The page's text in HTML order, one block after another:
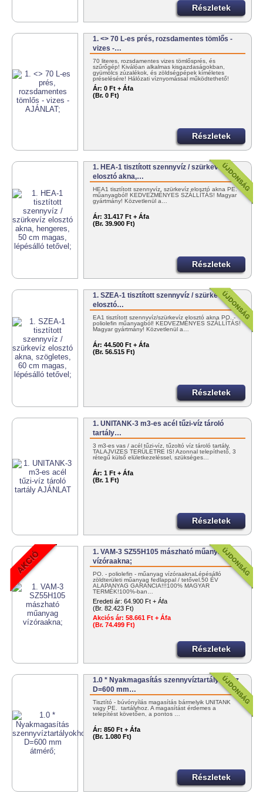
Részletek
1. <> 70 L-es prés, rozsdamentes tömlős -
vizes -…
70 literes, rozsdamentes vizes tömlősprés, és
szűrőgép! Kiválóan alkalmas kisgazdaságokban,
gyümölcs zúzalékok, és zöldségpépek kíméletes
préselésére! Hálózati víznyomással működtethető!
+36303834000
Ár: 0 Ft + Áfa
(Br. 0 Ft)
Részletek
1. HEA-1 tisztított szennyvíz / szürkevíz
elosztó akna,…
HEA1 tisztított szennyvíz, szürkevíz elosztó akna PE.
műanyagból! KEDVEZMÉNYES SZÁLLÍTÁS! Magyar
gyártmány! Közvetlenül a…
Ár: 31.417 Ft + Áfa
(Br. 39.900 Ft)
Részletek
1. SZEA-1 tisztított szennyvíz / szürkevíz
elosztó…
EA1 tisztított szennyvíz/szürkevíz elosztó akna PO. -
poliolefin műanyagból! KEDVEZMÉNYES SZÁLLÍTÁS!
Magyar gyártmány! Közvetlenül a…
Ár: 44.500 Ft + Áfa
(Br. 56.515 Ft)
Részletek
1. UNITANK-3 m3-es acél tűzi-víz tároló
tartály…
3 m3-es vas / acél tűzi-víz, tűzoltó víz tároló tartály,
TALAJVIZES TERÜLETRE IS! Azonnal telepíthető, 3
rétegű külső elületkezeléssel, szükséges…
Ár: 1 Ft + Áfa
(Br. 1 Ft)
Részletek
1. VAM-3 SZ55H105 mászható műanyag
vízóraakna;
PO. - poliolefin - műanyag vízóraaknaLépésálló
zöldterületi műanyag fedlappal / tetővel.50 ÉV
ALAPANYAG GARANCIA!!!100% MAGYAR
TERMÉK!100%-ban…
Eredeti ár: 64.900 Ft + Áfa
(Br. 82.423 Ft)
Akciós ár: 58.661 Ft + Áfa
(Br. 74.499 Ft)
Részletek
1.0 * Nyakmagasítás szennyvíztartályokhoz
D=600 mm…
Tisztító - búvónyílás magasítás bármelyik UNITANK
vagy PE. tartályhoz. A magasítást érdemes a
telepítést követően, a pontos …
Ár: 850 Ft + Áfa
(Br. 1.080 Ft)
Részletek